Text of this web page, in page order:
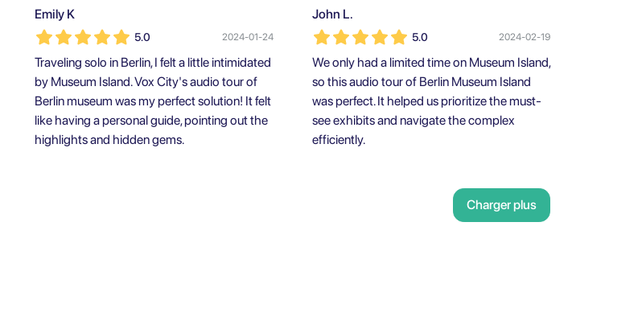
Emily K
5.0 2024-01-24
Traveling solo in Berlin, I felt a little intimidated
by Museum Island. Vox City's audio tour of
Berlin museum was my perfect solution! It felt
like having a personal guide, pointing out the
highlights and hidden gems.
John L.
5.0 2024-02-19
We only had a limited time on Museum Island,
so this audio tour of Berlin Museum Island
was perfect. It helped us prioritize the must-
see exhibits and navigate the complex
efficiently.
Charger plus